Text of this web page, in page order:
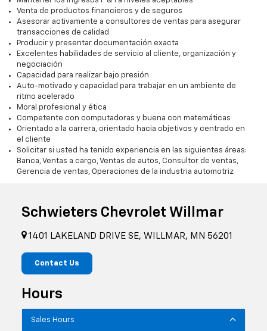
Venta de productos financieros y de seguros
Asesorar activamente a consultores de ventas para asegurar
transacciones de calidad
Producir y presentar documentación exacta
Excelentes habilidades de servicio al cliente, organización y
negociación
Capacidad para realizar bajo presión
Auto-motivado y capacidad para trabajar en un ambiente de
ritmo acelerado
Moral profesional y ética
Competente con computadoras y buena con matemáticas
Orientado a la carrera, orientado hacia objetivos y centrado en
el cliente
Solicitar si usted ha tenido experiencia en las siguientes áreas:
Banca, Ventas a cargo, Ventas de autos, Consultor de ventas,
Gerencia de ventas, Operaciones de la industria automotriz
Schwieters Chevrolet Willmar
1401 LAKELAND DRIVE SE, WILLMAR, MN 56201
Contact Us
Hours
Sales Hours